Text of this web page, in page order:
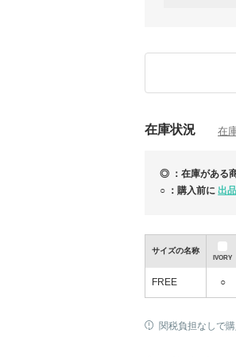
サイズ違い・イ
ご注文時は【
★☆ご注文後の
速報) カーリ
在庫状況 在
◎ ：在庫がある
○ ：購入前に 出
サイズの名称
IVORY
FREE ○
関税負担なしで購